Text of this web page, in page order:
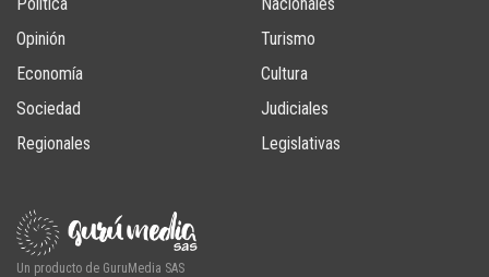
Opinión
Economía
Sociedad
Regionales
Turismo
Cultura
Judiciales
Legislativas
Un producto de GuruMedia SAS